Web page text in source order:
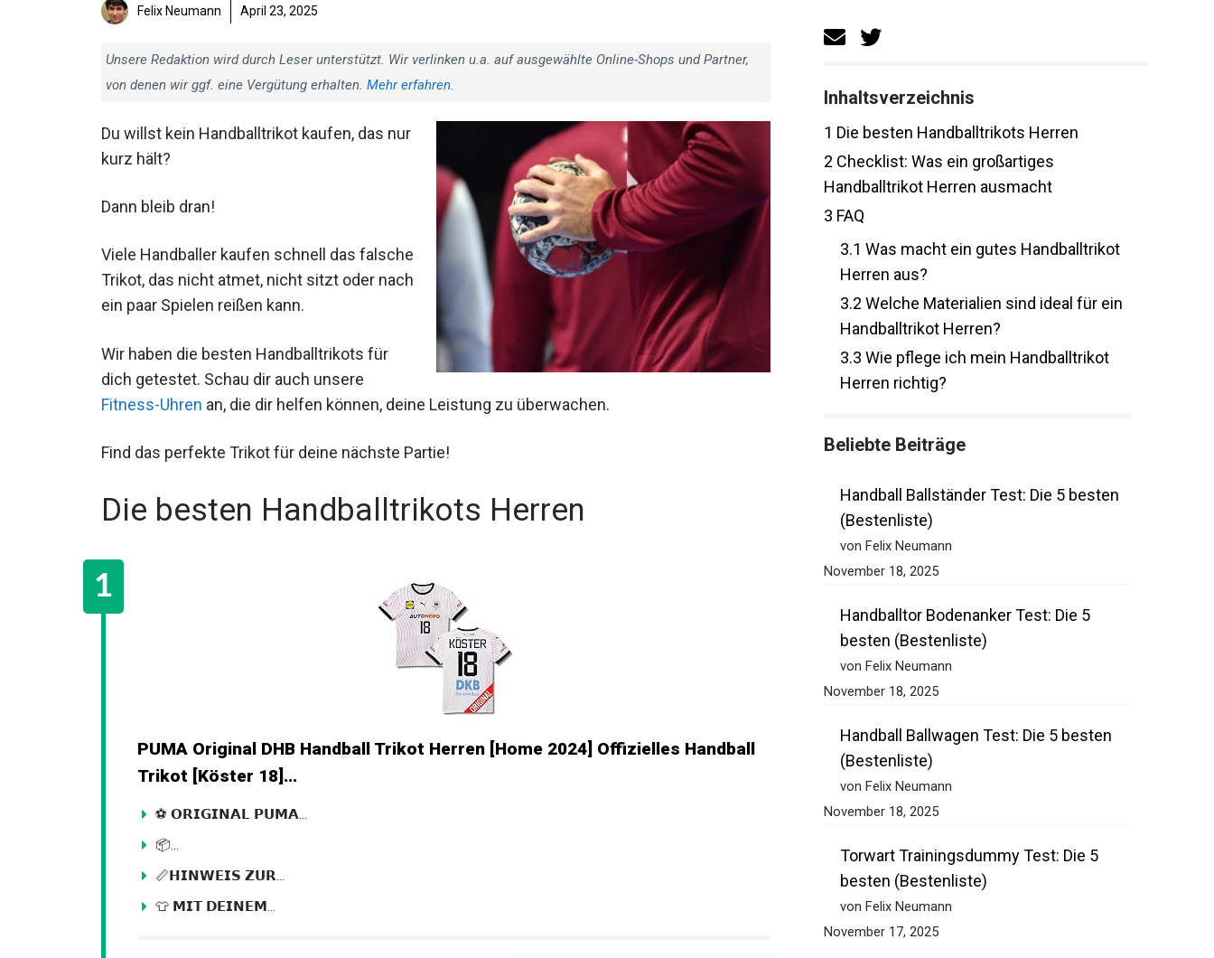
Felix Neumann April 23, 2025
Unsere Redaktion wird durch Leser unterstützt. Wir verlinken u.a. auf ausgewählte Online-Shops und Partner,
von denen wir ggf. eine Vergütung erhalten. Mehr erfahren.
Du willst kein Handballtrikot kaufen, das nur
kurz hält?
Dann bleib dran!
Viele Handballer kaufen schnell das falsche
Trikot, das nicht atmet, nicht sitzt oder nach
ein paar Spielen reißen kann.
Wir haben die besten Handballtrikots für
dich getestet. Schau dir auch unsere
Fitness-Uhren an, die dir helfen können, deine Leistung zu überwachen.
Find das perfekte Trikot für deine nächste Partie!
Die besten Handballtrikots Herren
PUMA Original DHB Handball Trikot Herren [Home 2024] Offizielles Handball
Trikot [Köster 18]...
⚽ 𝗢𝗥𝗜𝗚𝗜𝗡𝗔𝗟 𝗣𝗨𝗠𝗔...
📦...
📏𝗛𝗜𝗡𝗪𝗘𝗜𝗦 𝗭𝗨𝗥...
👕 𝗠𝗜𝗧 𝗗𝗘𝗜𝗡𝗘𝗠...
Inhaltsverzeichnis
Die besten Handballtrikots Herren
Checklist: Was ein großartiges
Handballtrikot Herren ausmacht
FAQ
3.1Was macht ein gutes Handballtrikot
Herren aus?
3.2Welche Materialien sind ideal für ein
Handballtrikot Herren?
3.3Wie pflege ich mein Handballtrikot
Herren richtig?
Beliebte Beiträge
Handball Ballständer Test: Die 5 besten
(Bestenliste)
von Felix Neumann
November 18, 2025
Handballtor Bodenanker Test: Die 5
besten (Bestenliste)
von Felix Neumann
November 18, 2025
Handball Ballwagen Test: Die 5 besten
(Bestenliste)
von Felix Neumann
November 18, 2025
Torwart Trainingsdummy Test: Die 5
besten (Bestenliste)
von Felix Neumann
November 17, 2025